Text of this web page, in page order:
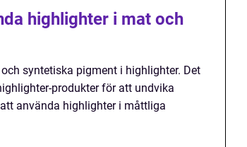
highlighter i mat och
syntetiska pigment i highlighter. Det
produkter för att undvika
använda highlighter i måttliga